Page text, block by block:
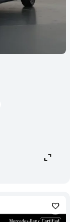
expand_content
favorite